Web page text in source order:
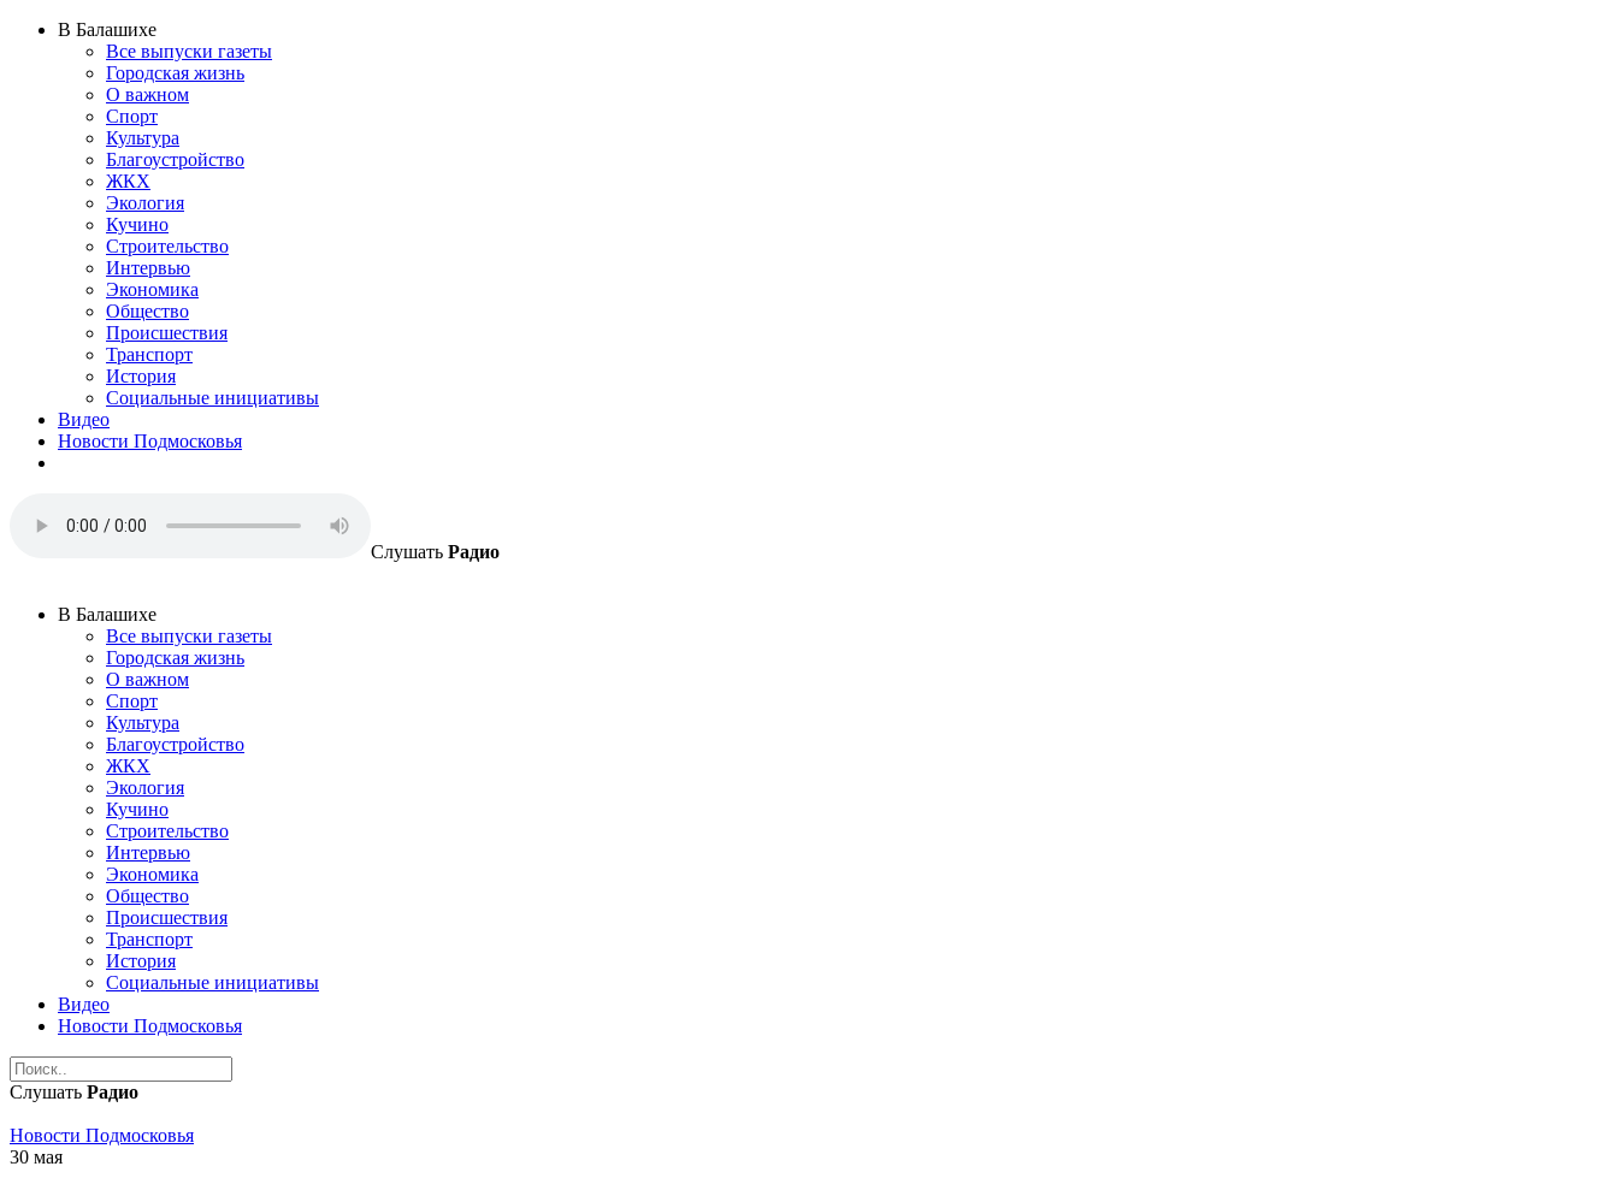
В Балашихе
Все выпуски газеты
Городская жизнь
О важном
Спорт
Культура
Благоустройство
ЖКХ
Экология
Кучино
Строительство
Интервью
Экономика
Общество
Происшествия
Транспорт
История
Социальные инициативы
Видео
Новости Подмосковья
Слушать Радио
В Балашихе
Все выпуски газеты
Городская жизнь
О важном
Спорт
Культура
Благоустройство
ЖКХ
Экология
Кучино
Строительство
Интервью
Экономика
Общество
Происшествия
Транспорт
История
Социальные инициативы
Видео
Новости Подмосковья
Слушать Радио
Новости Подмосковья
30 мая